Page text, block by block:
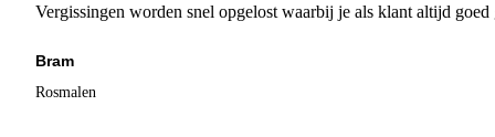
Vergissingen worden snel opgelost waarbij je als klant altijd
Bram
Rosmalen